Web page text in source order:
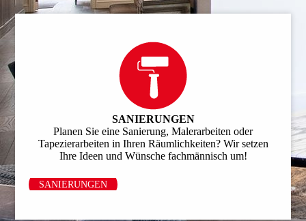
SANIERUNGEN
Planen Sie eine Sanierung, Malerarbeiten oder
Tapezierarbeiten in Ihren Räumlichkeiten? Wir setzen
Ihre Ideen und Wünsche fachmännisch um!
SANIERUNGEN